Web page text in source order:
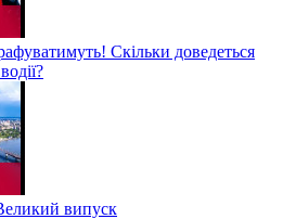
Скільки доведеться
випуск